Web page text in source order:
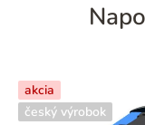
akcia
český výrobok